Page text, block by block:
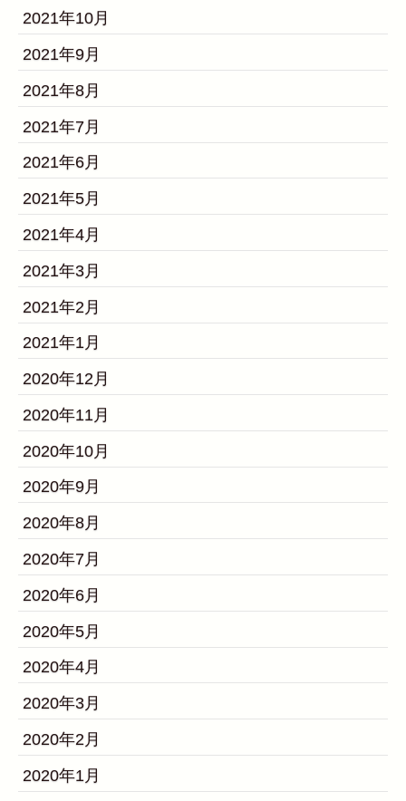
2021年10月
2021年9月
2021年8月
2021年7月
2021年6月
2021年5月
2021年4月
2021年3月
2021年2月
2021年1月
2020年12月
2020年11月
2020年10月
2020年9月
2020年8月
2020年7月
2020年6月
2020年5月
2020年4月
2020年3月
2020年2月
2020年1月